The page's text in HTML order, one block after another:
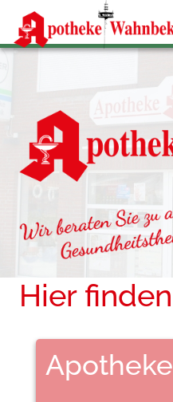
Mo.-Fr. :
Sa. :
Hier